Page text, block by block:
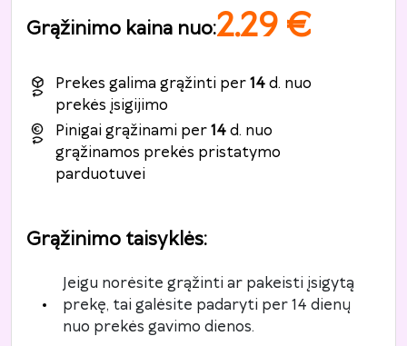
Grąžinimo kaina nuo:2.29 €
Prekes galima grąžinti per14d. nuo
prekės įsigijimo
Pinigai grąžinami per14d. nuo
grąžinamos prekės pristatymo
parduotuvei
Grąžinimo taisyklės:
Jeigu norėsite grąžinti ar pakeisti įsigytą
prekę, tai galėsite padaryti per 14 dienų
nuo prekės gavimo dienos.